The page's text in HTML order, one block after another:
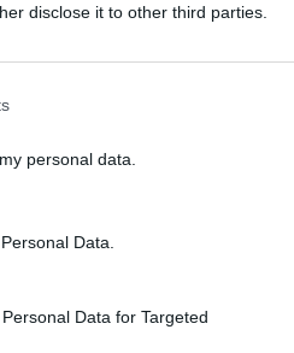
disclose it to other third parties.
personal data.
Data.
Data for Targeted